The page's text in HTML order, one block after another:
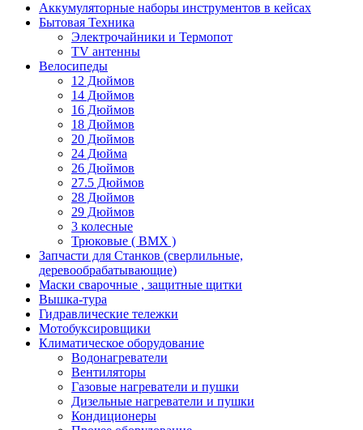
Аккумуляторные наборы инструментов в кейсах
Бытовая Техника
Электрочайники и Термопот
TV антенны
Велосипеды
12 Дюймов
14 Дюймов
16 Дюймов
18 Дюймов
20 Дюймов
24 Дюйма
26 Дюймов
27.5 Дюймов
28 Дюймов
29 Дюймов
3 колесные
Трюковые ( BMX )
Запчасти для Станков (сверлильные,
деревообрабатывающие)
Маски сварочные , защитные щитки
Вышка-тура
Гидравлические тележки
Мотобуксировщики
Климатическое оборудование
Водонагреватели
Вентиляторы
Газовые нагреватели и пушки
Дизельные нагреватели и пушки
Кондиционеры